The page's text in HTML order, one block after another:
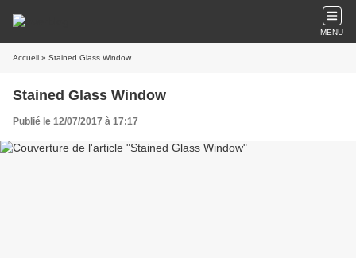
MENU
Accueil » Stained Glass Window
Stained Glass Window
Publié le 12/07/2017 à 17:17